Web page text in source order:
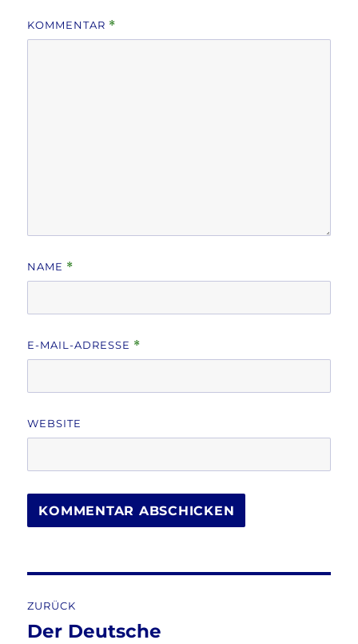
KOMMENTAR *
NAME *
E-MAIL-ADRESSE *
WEBSITE
ZURÜCK
Vorheriger
Der Deutsche